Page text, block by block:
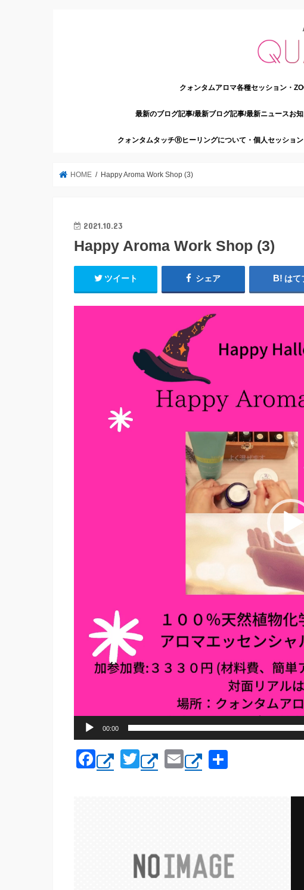
クォンタムアロマ各種セッション・
最新のブログ記事/最新ブログ記事/最新ニュースお
クォンタムタッチⓇヒーリングについて・個人セッショ
HOME Happy Aroma Work Shop (3)
2021.10.23
Happy Aroma Work Shop (3)
ツイート シェア はて
00:00
F
a
T
wi
E
m